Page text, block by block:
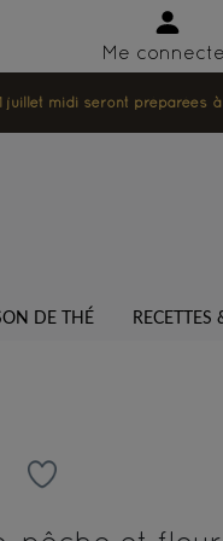
Me
juillet midi seront préparées
DE THÉ RECETTES